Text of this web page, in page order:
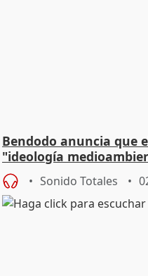
Bendodo anuncia que
"ideología
playas
Sonido Totales